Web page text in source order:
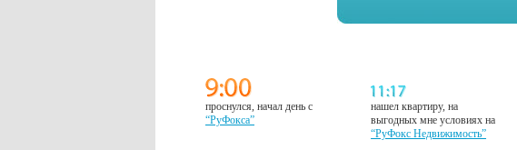
проснулся, начал день с
“РуФокса”
нашел квартиру, на
выгодных мне условиях на
“РуФокс Недвижимость”